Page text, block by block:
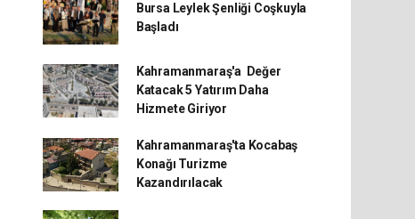
Bursa Leylek Şenliği Coşkuyla
Başladı
Kahramanmaraş'a Değer
Katacak 5 Yatırım Daha
Hizmete Giriyor
Kahramanmaraş'ta Kocabaş
Konağı Turizme
Kazandırılacak